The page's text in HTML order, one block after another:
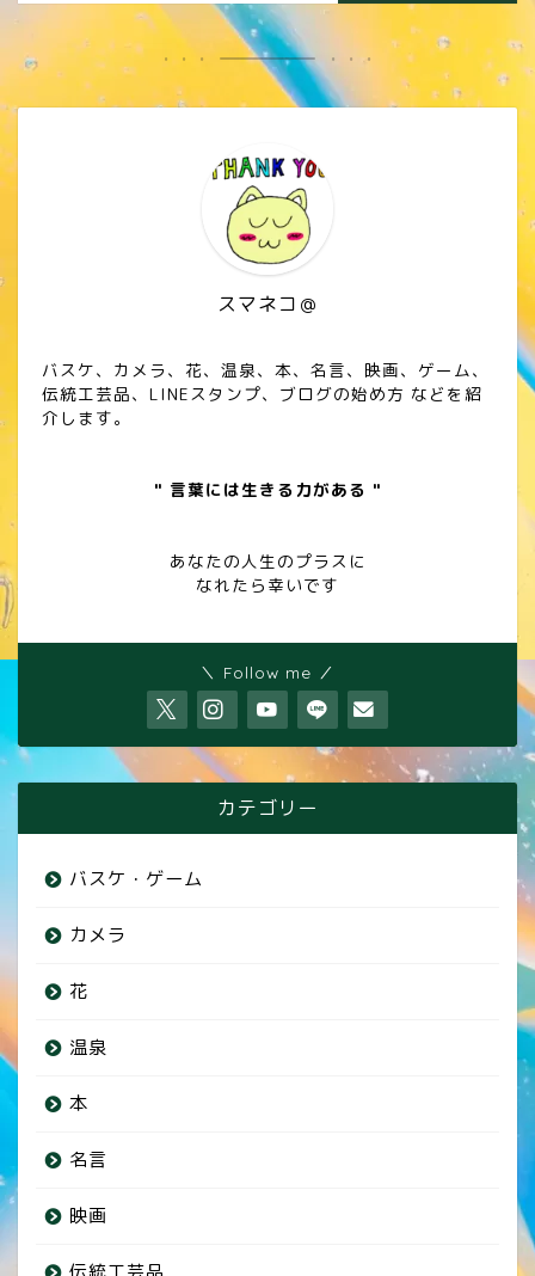
スマネコ＠
バスケ、カメラ、花、温泉、本、名言、映画、ゲーム、
伝統工芸品、LINEスタンプ、ブログの始め方 などを紹
介します。
" 言葉には生きる力がある "
あなたの人生のプラスに
なれたら幸いです
＼ Follow me ／
カテゴリー
バスケ・ゲーム
カメラ
花
温泉
本
名言
映画